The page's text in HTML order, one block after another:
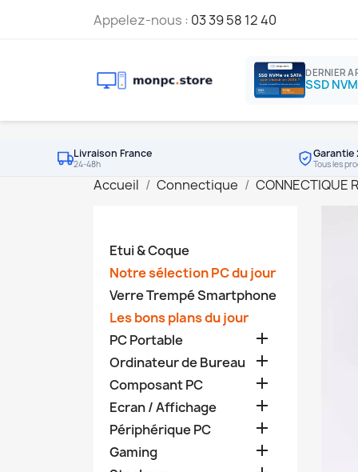
Appelez-nous : 03 39 58 12 40
DERNIER
Livraison France
24-48h
Garantie
Tous les
Accueil Connectique CONNECTIQUE
Etui & Coque
Notre sélection PC du jour
Verre Trempé Smartphone
Les bons plans du jour
PC Portable

Ordinateur de Bureau 
Composant PC 
Ecran / Affichage 
Périphérique PC 
Gaming 